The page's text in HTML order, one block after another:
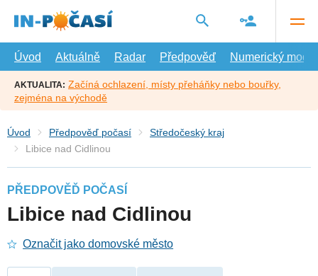
hlavní
Úvod
Aktuálně Radar Předpověď Numerický model
AKTUALITA: Začíná ochlazení, místy přeháňky nebo bouřky,
zejména na východě
Úvod Předpověď počasí
Středočeský kraj
Libice nad Cidlinou
PŘEDPOVĚĎ POČASÍ
Libice nad Cidlinou
Označit jako domovské město